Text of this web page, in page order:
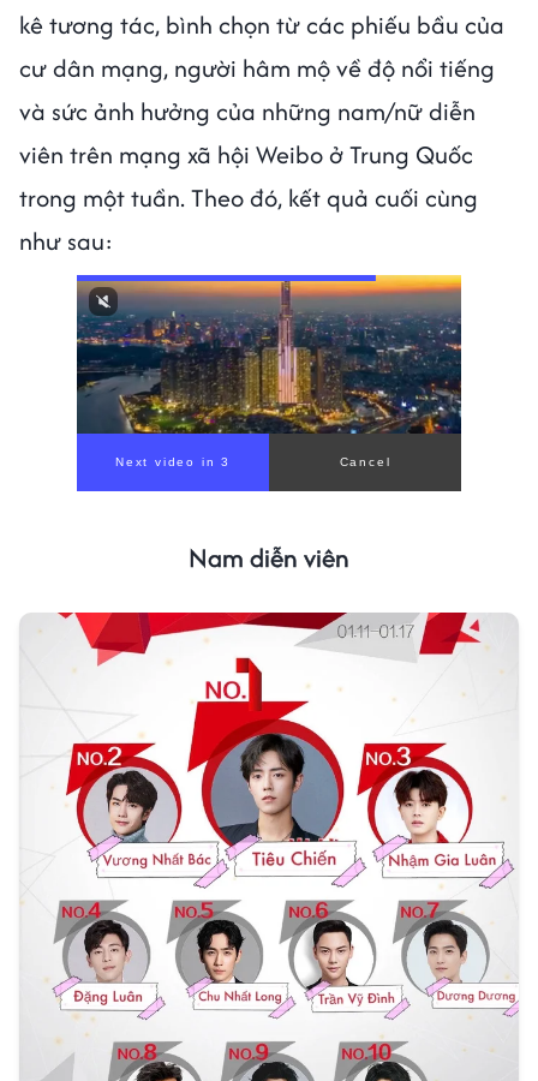
kê tương tác, bình chọn từ các phiếu bầu của
cư dân mạng, người hâm mộ về độ nổi tiếng
và sức ảnh hưởng của những nam/nữ diễn
viên trên mạng xã hội Weibo ở Trung Quốc
trong một tuần. Theo đó, kết quả cuối cùng
như sau:
Next video in 1 Cancel
Nam diễn viên